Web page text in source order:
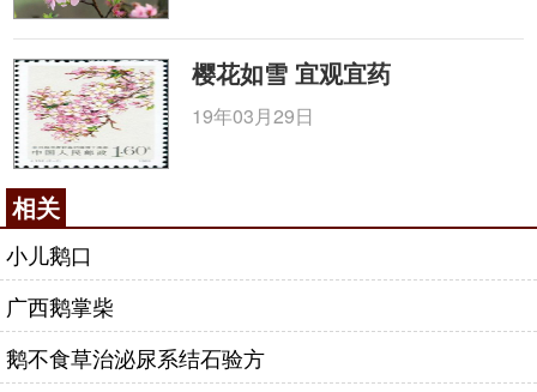
樱花如雪 宜观宜药
19年03月29日
相关
小儿鹅口
广西鹅掌柴
鹅不食草治泌尿系结石验方